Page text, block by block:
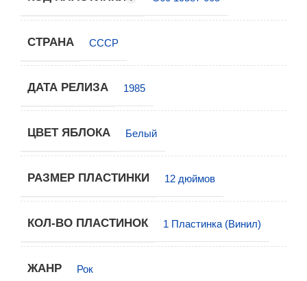
СТРАНА СССР
ДАТА РЕЛИЗА 1985
ЦВЕТ ЯБЛОКА Белый
РАЗМЕР ПЛАСТИНКИ 12 дюймов
КОЛ-ВО ПЛАСТИНОК 1 Пластинка (Винил)
ЖАНР Рок